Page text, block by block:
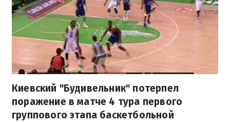
Киевский "Будивельник" потерпел
поражение в матче 4 тура первого
группового этапа баскетбольной